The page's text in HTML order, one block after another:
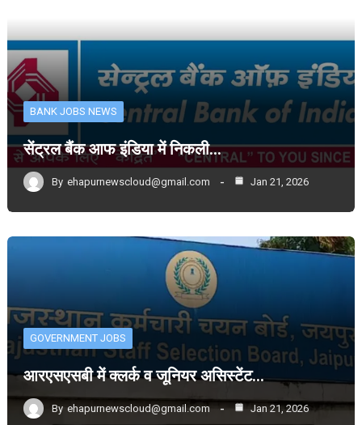
BANK JOBS NEWS
सेंट्रल बैंक आफ इंडिया में निकली…
By ehapurnewscloud@gmail.com Jan 21, 2026
GOVERNMENT JOBS
आरएसएसबी में क्लर्क व जूनियर असिस्टेंट…
By ehapurnewscloud@gmail.com Jan 21, 2026